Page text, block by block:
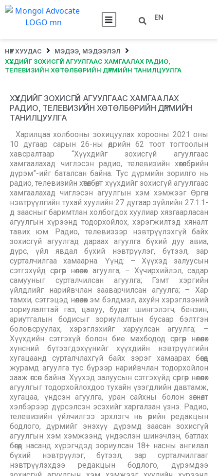
EN
НҮҮР ХУУДАС
МЭДЭЭ, МЭДЭЭЛЭЛ
ХҮҮХДИЙГ ЗОХИСГҮЙ АГУУЛГААС ХАМГААЛАХ РАДИО,
ТЕЛЕВИЗИЙН ХӨТӨЛБӨРИЙН ДҮРМИЙН ТАНИЛЦУУЛГА
ХҮҮХДИЙГ ЗОХИСГҮЙ АГУУЛГААС ХАМГААЛАХ
РАДИО, ТЕЛЕВИЗИЙН ХӨТӨЛБӨРИЙН ДҮРМИЙН
ТАНИЛЦУУЛГА
Харилцаа холбооны зохицуулах хорооны 2021 оны
10 дугаар сарын 26-ны өдрийн 62 тоот тогтоолын
хавсралтаар “Хүүхдийг зохисгүй агуулгаас
хамгаалахад чиглэсэн радио, телевизийн хөтөлбөрийн
дүрэм”-ийг баталсан байна. Тус дүрмийн зорилго нь
радио, телевизийн хөтөлбөрт хүүхдийг зохисгүй агуулгаас
хамгаалахад чиглэсэн агуулгын хэм хэмжээг Өргөн
нэвтрүүлгийн тухай хуулийн 27 дугаар зүйлийн 27.1.1-
д заасныг баримтлан холбогдох хуулиар хязгаарласан
агуулгын хүрээнд тодорхойлох, хэрэгжилтэд хяналт
тавих юм. Радио, телевизээр нэвтрүүлэхгүй байх
зохисгүй агуулгад дараах агуулга бүхий дуу авиа,
дүрс, үйл явдал бүхий нэвтрүүлэг, бүтээл, зар
сурталчилгаа хамаарна. Үүнд: – Хүүхэд залуусын
сэтгэхүйд сөргөөр нөлөөлөх агуулга; – Хүчирхийлэл, садар
самууныг сурталчилсан агуулга; Гэмт хэргийн
үйлдлийг нарийвчлан зааварчилсан агуулга; – Хар
тамхи, сэтгэцэд нөлөөлөх эм бэлдмэл, ахуйн хэрэглээний
зориулалттай газ, цавуу, будаг шингэлэгч, бензин,
ариутгалын бодисыг зориулалтын бусаар бэлтгэн
боловсруулах, хэрэглэхийг харуулсан агуулга; –
Хүүхдийн сэтгэхүй болон бие махбодод сөргөөр нөлөөлөх
хүнсний бүтээгдэхүүнийг хүүхдийн нэвтрүүлгийн
хугацаанд сурталчлахгүй байх зэрэг хамаарах бөгөөд
журамд агуулга тус бүрээр нарийвчлан тодорхойлон
зааж өгсөн байна. Хүүхэд залуусын сэтгэхүйд сөргөөр нөлөөлөх
агуулгыг тодорхойлохдоо тухайн үзэгдлийн давтамж,
хугацаа, үндсэн агуулга, уран сайхны болон зөгнөлт
хэлбэрээр дүрсэлсэн эсэхийг харгалзан үзнэ. Радио,
телевизийн үйлчилгээ эрхлэгч нь өөрийн редакцын
бодлого, дүрмийг энэхүү дүрэмд заасан зохисгүй
агуулгын хэм хэмжээнд үндэслэн шинэчлэн, батлах
бөгөөд насанд хүрэгчдэд зориулсан 18+ насны ангилал
бүхий нэвтрүүлэг, бүтээл, зар сурталчилгааг
нэвтрүүлэхдээ редакцын бодлого, дүрэмдээ